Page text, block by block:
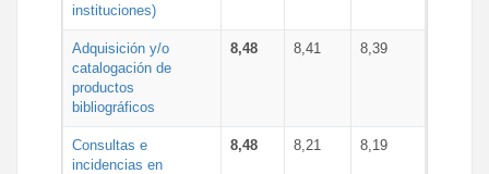
instituciones)
Adquisición y/o
catalogación de
productos
bibliográficos
8,48 8,41 8,39
Consultas e
incidencias en
8,48 8,21 8,19